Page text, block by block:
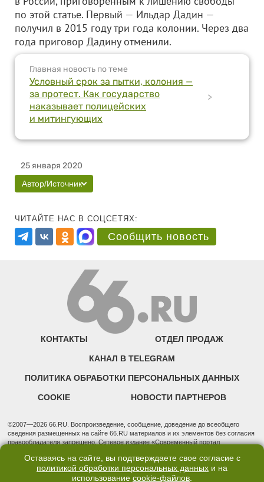
по этой статье. Первый — Ильдар Дадин —
получил в 2015 году три года колонии. Через два
года приговор Дадину отменили.
Главная новость по теме
Условный срок за пытки, колония —
за протест. Как государство
наказывает полицейских
и митингующих
>
25 января 2020
Автор/Источник
ЧИТАЙТЕ НАС В СОЦСЕТЯХ:
Сообщить новость
КОНТАКТЫ ОТДЕЛ ПРОДАЖ
КАНАЛ В TELEGRAM
ПОЛИТИКА ОБРАБОТКИ ПЕРСОНАЛЬНЫХ ДАННЫХ
COOKIE НОВОСТИ ПАРТНЕРОВ
©2007—2026 66.RU. Воспроизведение, сообщение, доведение до всеобщего
сведения размещенных на сайте 66.RU материалов и их элементов без согласия
правообладателя запрещено. Сетевое издание «Современный портал
надзору в сфере связи, информационных технологий и массовых коммуникаций
(Роскомнадзор). Регистрационный номер ЭЛ № ФС 77 - 76634 от 02.09.2019
Учредитель: Общество с ограниченной ответственностью "66.ру". Юридический
Оставаясь на сайте, вы подтверждаете свое согласие с
политикой обработки персональных данных и на
использование cookie-файлов.